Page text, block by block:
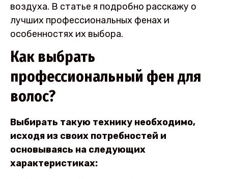
воздуха. В статье я подробно расскажу о
лучших профессиональных фенах и
особенностях их выбора.
Как выбрать
профессиональный фен для
волос?
Выбирать такую технику необходимо,
исходя из своих потребностей и
основываясь на следующих
характеристиках: